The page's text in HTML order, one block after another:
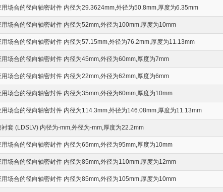
场合的径向轴密封件 内径为29.3624mm,外径为50.8mm,厚度为6.35mm
场合的径向轴密封件 内径为52mm,外径为100mm,厚度为10mm
场合的径向轴密封件 内径为57.15mm,外径为76.2mm,厚度为11.13mm
场合的径向轴密封件 内径为45mm,外径为60mm,厚度为7mm
场合的径向轴密封件 内径为22mm,外径为62mm,厚度为6mm
场合的径向轴密封件 内径为35mm,外径为60mm,厚度为10mm
场合的径向轴密封件 内径为114.3mm,外径为146.08mm,厚度为11.13mm
套 (LDSLV) 内径为-mm,外径为-mm,厚度为22.2mm
场合的径向轴密封件 内径为65mm,外径为95mm,厚度为10mm
场合的径向轴密封件 内径为85mm,外径为110mm,厚度为12mm
场合的径向轴密封件 内径为85mm,外径为105mm,厚度为10mm